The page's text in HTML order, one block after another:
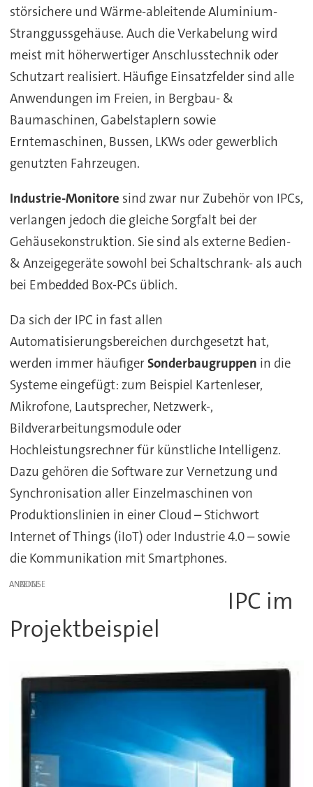
störsichere und Wärme-ableitende Aluminium-
Stranggussgehäuse. Auch die Verkabelung wird
meist mit höherwertiger Anschlusstechnik oder
Schutzart realisiert. Häufige Einsatzfelder sind alle
Anwendungen im Freien, in Bergbau- &
Baumaschinen, Gabelstaplern sowie
Erntemaschinen, Bussen, LKWs oder gewerblich
genutzten Fahrzeugen.
Industrie-Monitore sind zwar nur Zubehör von IPCs,
verlangen jedoch die gleiche Sorgfalt bei der
Gehäusekonstruktion. Sie sind als externe Bedien-
& Anzeigegeräte sowohl bei Schaltschrank- als auch
bei Embedded Box-PCs üblich.
Da sich der IPC in fast allen
Automatisierungsbereichen durchgesetzt hat,
werden immer häufigerSonderbaugruppen in die
Systeme eingefügt: zum Beispiel Kartenleser,
Mikrofone, Lautsprecher, Netzwerk-,
Bildverarbeitungsmodule oder
Hochleistungsrechner für künstliche Intelligenz.
Dazu gehören die Software zur Vernetzung und
Synchronisation aller Einzelmaschinen von
Produktionslinien in einer Cloud – Stichwort
Internet of Things (iIoT) oder Industrie 4.0 – sowie
die Kommunikation mit Smartphones.
ANZEIGE
IPC im
Projektbeispiel